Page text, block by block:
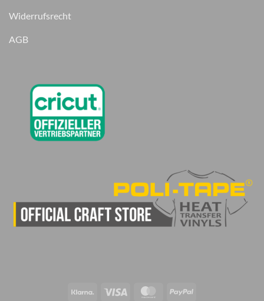
Widerrufsrecht
AGB
Klarna Visa MasterCardPayPal